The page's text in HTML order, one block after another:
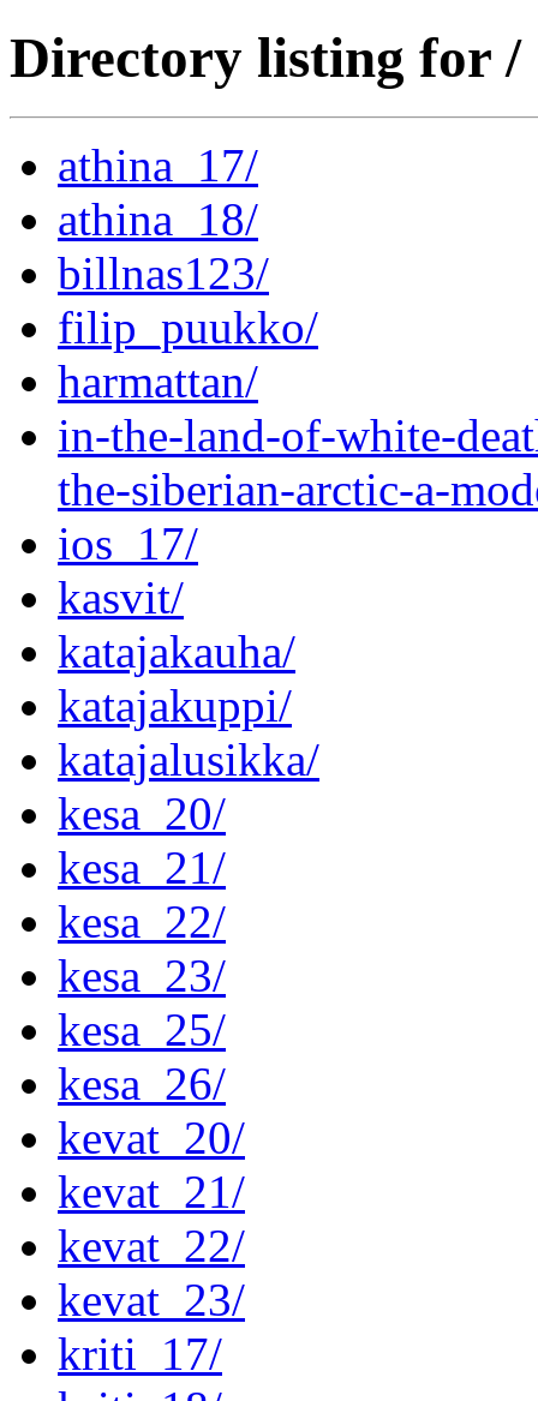
Directory listing for /
athina_17/
athina_18/
billnas123/
filip_puukko/
harmattan/
in-the-land-of-white-
the-siberian-arctic-a-
ios_17/
kasvit/
katajakauha/
katajakuppi/
katajalusikka/
kesa_20/
kesa_21/
kesa_22/
kesa_23/
kesa_25/
kesa_26/
kevat_20/
kevat_21/
kevat_22/
kevat_23/
kriti_17/